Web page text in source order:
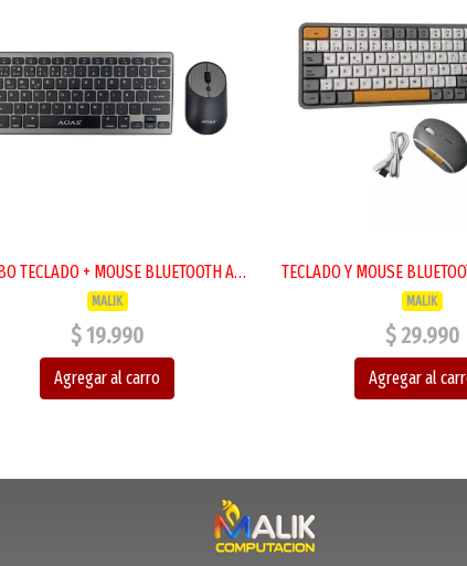
COMBO TECLADO + MOUSE BLUETOOTH A-1011B NEGRO RECARGABLE
MALIK
$ 19.990
Agregar al carro
MALIK
$ 29.990
Agregar al